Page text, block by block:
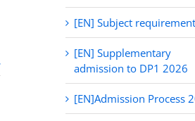
[EN] Subject
[EN] Supplementary
admission to DP1 2026
[EN]Admission Process